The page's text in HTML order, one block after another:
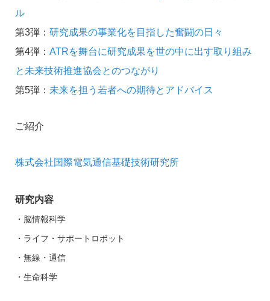
ル
第3弾： 研究成果の事業化を目指した奮闘の日々
第4弾： ATRを舞台に研究成果を世の中に出す取り組み
と未来技術推進協会とのつながり
第5弾： 未来を担う若者への期待とアドバイス
ご紹介
株式会社国際電気通信基礎技術研究所
研究内容
・脳情報科学
・ライフ・サポートロボット
・無線・通信
・生命科学